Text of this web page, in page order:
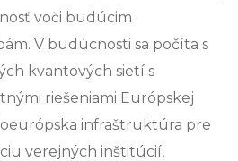
voči budúcim
V budúcnosti sa počíta s
kvantových sietí s
riešeniami Európskej
infraštruktúra pre
verejných inštitúcií,